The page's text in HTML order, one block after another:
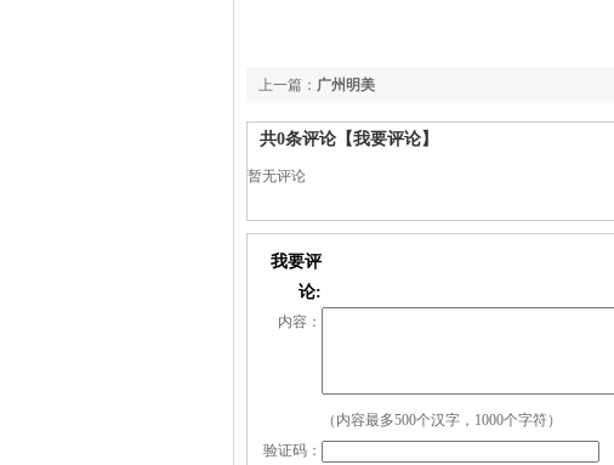
上一篇： 广州明美
共0条评论 【我要评论】
暂无评论
我要评
论:
内容：
（内容最多500个汉字，1000个字符）
验证码：